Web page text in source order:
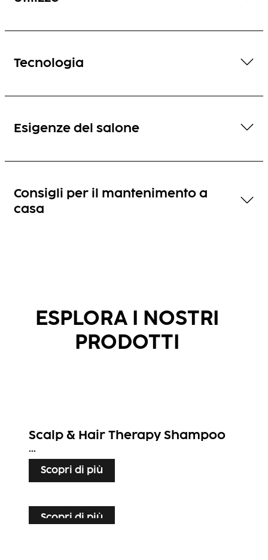
Tecnologia
Esigenze del salone
Consigli per il mantenimento a
casa
ESPLORA I NOSTRI
PRODOTTI
Scalp & Hair Therapy Shampoo
...
Scopri di più
Scopri di più